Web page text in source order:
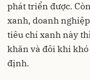
phát triển được.
xanh, doanh
tiêu chí xanh này
khăn và đôi khi khó
định.